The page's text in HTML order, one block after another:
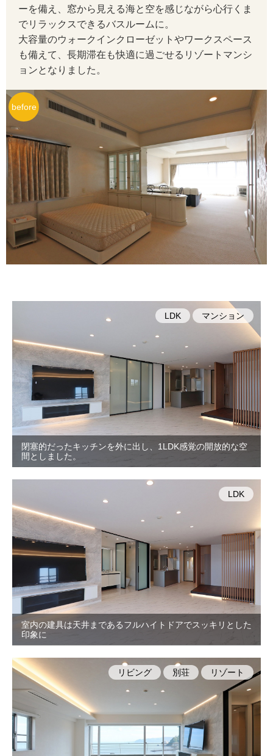
ーを備え、窓から見える海と空を感じながら心行くま
でリラックスできるバスルームに。
大容量のウォークインクローゼットやワークスペース
も備えて、長期滞在も快適に過ごせるリゾートマンシ
ョンとなりました。
閉塞的だったキッチンを外に出し、1LDK感覚の開放的な空
間としました。
LDK マンション
室内の建具は天井まであるフルハイトドアでスッキリとした
印象に
LDK
リビング 別荘 リゾート